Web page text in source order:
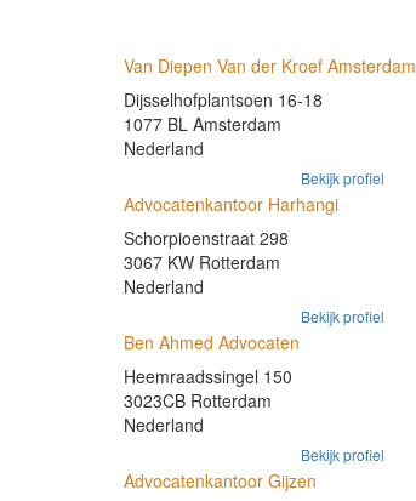
Van Diepen Van der Kroef Amsterdam
Dijsselhofplantsoen 16-18
1077 BL Amsterdam
Nederland
Bekijk profiel
Advocatenkantoor Harhangi
Schorpioenstraat 298
3067 KW Rotterdam
Nederland
Bekijk profiel
Ben Ahmed Advocaten
Heemraadssingel 150
3023CB Rotterdam
Nederland
Bekijk profiel
Advocatenkantoor Gijzen